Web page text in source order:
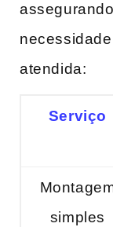
atendida:
Serviço
simples